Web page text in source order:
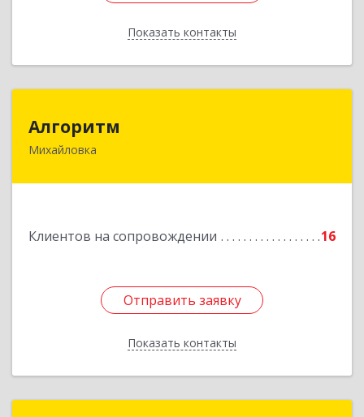
Показать контакты
Назад
Алгоритм
Михайловка
Клиентов на сопровождении 16
Отправить заявку
Показать контакты
Отправить заявку
Назад